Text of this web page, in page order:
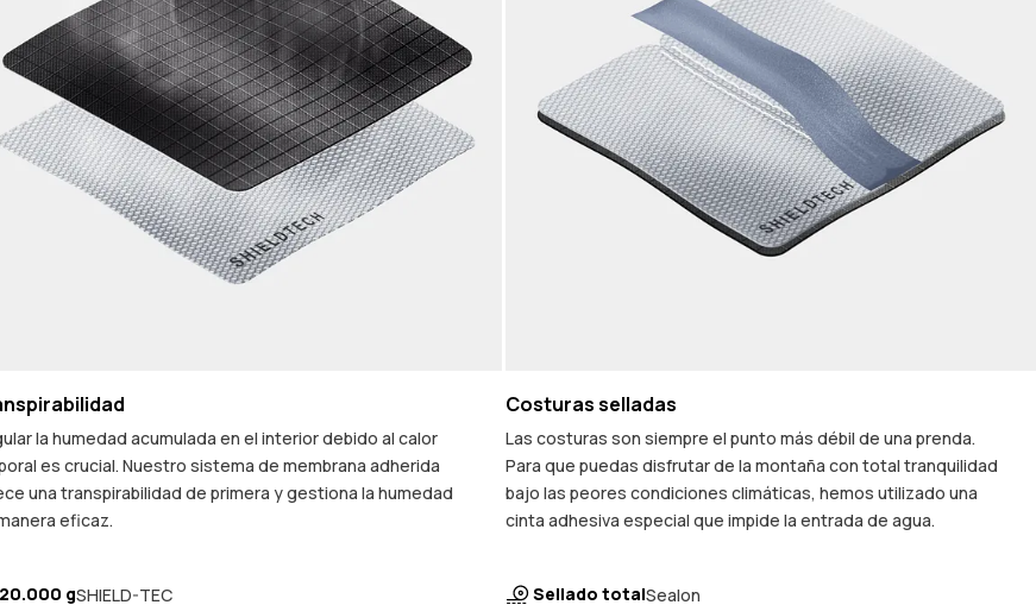
la humedad acumulada en el interior debido al calor
es crucial. Nuestro sistema de membrana adherida
una transpirabilidad de primera y gestiona la humedad
eficaz.
20.000 gSHIELD-TEC
Costuras selladas
Las costuras son siempre el punto más débil de una prenda.
Para que puedas disfrutar de la montaña con total tranquilidad
bajo las peores condiciones climáticas, hemos utilizado una
cinta adhesiva especial que impide la entrada de agua.
Sellado totalSealon